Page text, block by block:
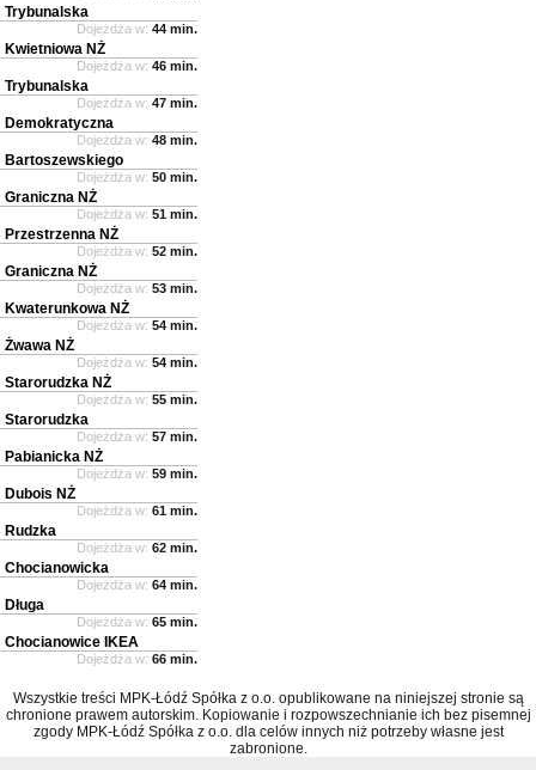
Trybunalska
Dojeżdża w: 44 min.
Kwietniowa NŻ
Dojeżdża w: 46 min.
Trybunalska
Dojeżdża w: 47 min.
Demokratyczna
Dojeżdża w: 48 min.
Bartoszewskiego
Dojeżdża w: 50 min.
Graniczna NŻ
Dojeżdża w: 51 min.
Przestrzenna NŻ
Dojeżdża w: 52 min.
Graniczna NŻ
Dojeżdża w: 53 min.
Kwaterunkowa NŻ
Dojeżdża w: 54 min.
Żwawa NŻ
Dojeżdża w: 54 min.
Starorudzka NŻ
Dojeżdża w: 55 min.
Starorudzka
Dojeżdża w: 57 min.
Pabianicka NŻ
Dojeżdża w: 59 min.
Dubois NŻ
Dojeżdża w: 61 min.
Rudzka
Dojeżdża w: 62 min.
Chocianowicka
Dojeżdża w: 64 min.
Długa
Dojeżdża w: 65 min.
Chocianowice IKEA
Dojeżdża w: 66 min.
Wszystkie treści MPK-Łódź Spółka z o.o. opublikowane na niniejszej stronie są
chronione prawem autorskim. Kopiowanie i rozpowszechnianie ich bez pisemnej
zgody MPK-Łódź Spółka z o.o. dla celów innych niż potrzeby własne jest
zabronione.